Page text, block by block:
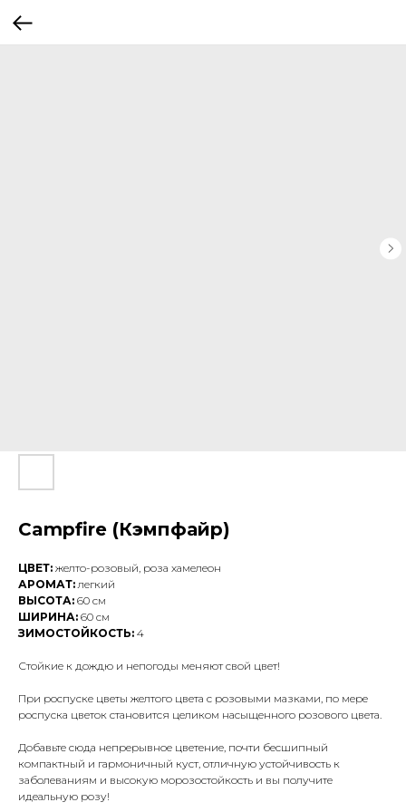
Campfire (Кэмпфайр)
ЦВЕТ: желто-розовый, роза хамелеон
АРОМАТ:легкий
ВЫСОТА: 60 см
ШИРИНА: 60 см
ЗИМОСТОЙКОСТЬ: 4
Стойкие к дождю и непогоды меняют свой цвет!
При роспуске цветы желтого цвета с розовыми мазками, по мере
роспуска цветок становится целиком насыщенного розового цвета.
Добавьте сюда непрерывное цветение, почти бесшипный
компактный и гармоничный куст, отличную устойчивость к
заболеваниям и высокую морозостойкость и вы получите
идеальную розу!